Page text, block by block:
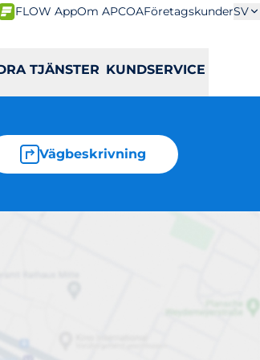
FLOW AppOm APCOAFöretagskunderSV
TJÄNSTER KUNDSERVICE
Vägbeskrivning